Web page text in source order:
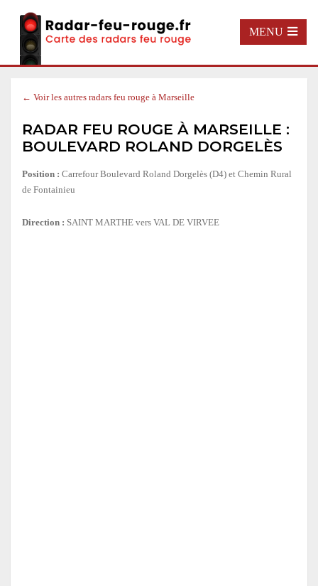
MENU
← Voir les autres radars feu rouge à Marseille
RADAR FEU ROUGE À MARSEILLE :
BOULEVARD ROLAND DORGELÈS
Position : Carrefour Boulevard Roland Dorgelès (D4) et Chemin Rural
de Fontainieu
Direction : SAINT MARTHE vers VAL DE VIRVEE